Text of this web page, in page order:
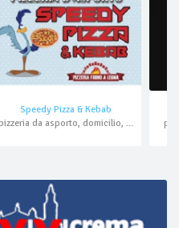
Speedy Pizza & Kebab
pizzeria da asporto, domicilio, kebab